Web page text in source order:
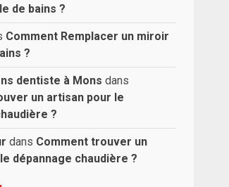
de bains ?
Comment Remplacer un miroir
?
dentiste à Mons dans
un artisan pour le
?
dans Comment trouver un
dépannage chaudière ?